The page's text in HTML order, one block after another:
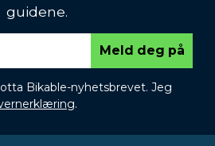
guidene.
Meld deg på
Bikable-nyhetsbrevet. Jeg
.